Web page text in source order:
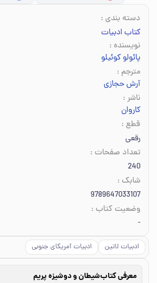
دسته بندی :
کتاب ادبیات
نویسنده :
پائولو کوئیلو
مترجم :
آرش حجازی
ناشر :
کاروان
قطع :
رقعی
تعداد صفحات :
240
شابک :
9789647033107
وضعیت کتاب :
-
ادبیات لاتین ادبیات آمریکای جنوبی
معرفی کتابشیطان و دوشیزه پریم